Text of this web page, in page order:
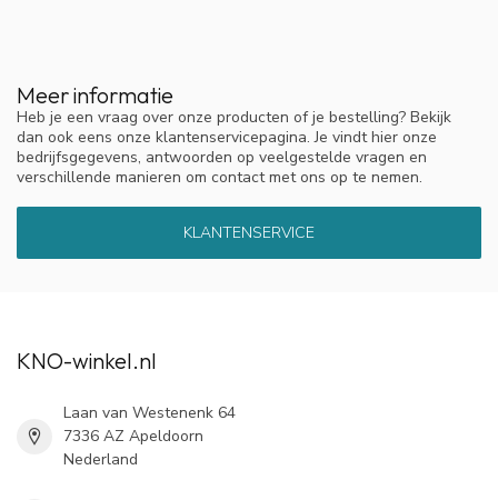
Meer informatie
Heb je een vraag over onze producten of je bestelling? Bekijk
dan ook eens onze klantenservicepagina. Je vindt hier onze
bedrijfsgegevens, antwoorden op veelgestelde vragen en
verschillende manieren om contact met ons op te nemen.
KLANTENSERVICE
KNO-winkel.nl
Laan van Westenenk 64
7336 AZ Apeldoorn
Nederland